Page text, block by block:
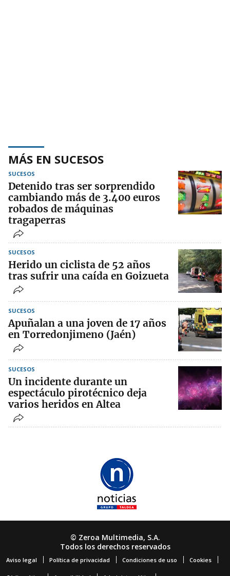
MÁS EN SUCESOS
SUCESOS
Detenido tras ser sorprendido
cambiando más de 3.400 euros
robados de máquinas
tragaperras
SUCESOS
Herido un ciclista de 52 años
tras sufrir una caída en Goizueta
SUCESOS
Apuñalan a una joven de 17 años
en Torredonjimeno (Jaén)
SUCESOS
Un incidente durante un
espectáculo pirotécnico deja
varios heridos en Altea
© Zeroa Multimedia, S.A.
Todos los derechos reservados
Aviso legal Política de privacidad Condiciones de uso Cookies